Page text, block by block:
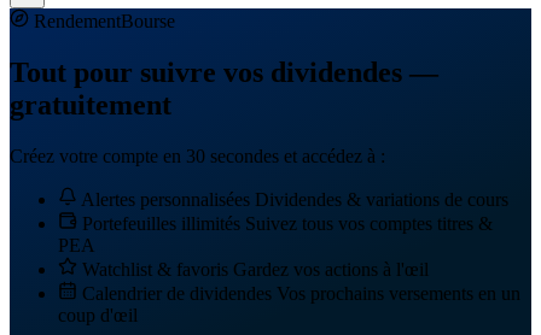
RendementBourse
Tout pour suivre vos dividendes —
gratuitement
Créez votre compte en 30 secondes et accédez à :
Alertes personnalisées Dividendes & variations de cours
Portefeuilles illimités Suivez tous vos comptes titres &
PEA
Watchlist & favoris Gardez vos actions à l'œil
Calendrier de dividendes Vos prochains versements en un
coup d'œil